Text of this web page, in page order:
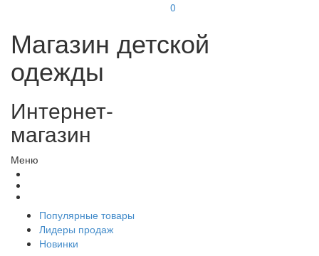
Магазин детской
одежды
Интернет-
магазин
0
Меню
Популярные товары
Лидеры продаж
Новинки